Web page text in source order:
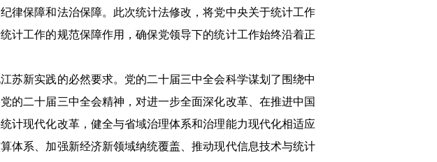
律保障和法治保障。此次统计法修改，将党中央关于统计工作
计工作的规范保障作用，确保党领导下的统计工作始终沿着正
苏新实践的必然要求。党的二十届三中全会科学谋划了围绕中
的二十届三中全会精神，对进一步全面深化改革、在推进中国
计现代化改革，健全与省域治理体系和治理能力现代化相适应
体系、加强新经济新领域纳统覆盖、推动现代信息技术与统计